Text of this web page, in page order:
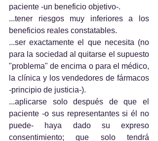
paciente -un beneficio objetivo-.
...tener riesgos muy inferiores a los
beneficios reales constatables.
...ser exactamente el que necesita (no
para la sociedad al quitarse el supuesto
"problema" de encima o para el médico,
la clínica y los vendedores de fármacos
-principio de justicia-).
...aplicarse solo después de que el
paciente -o sus representantes si él no
puede- haya dado su expreso
consentimiento; que solo tendrá